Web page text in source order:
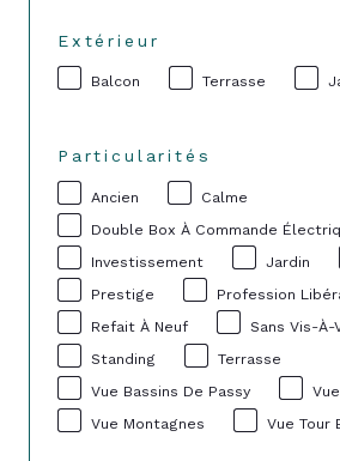
Extérieur
Balcon Terrasse
Particularités
Ancien
Calme
Double Box À Commande
Investissement
Jardin
Prestige
Profession
Refait À Neuf
Sans Vis-À-
Standing
Terrasse
Vue Bassins De Passy
Vue Montagnes
Vue Tour